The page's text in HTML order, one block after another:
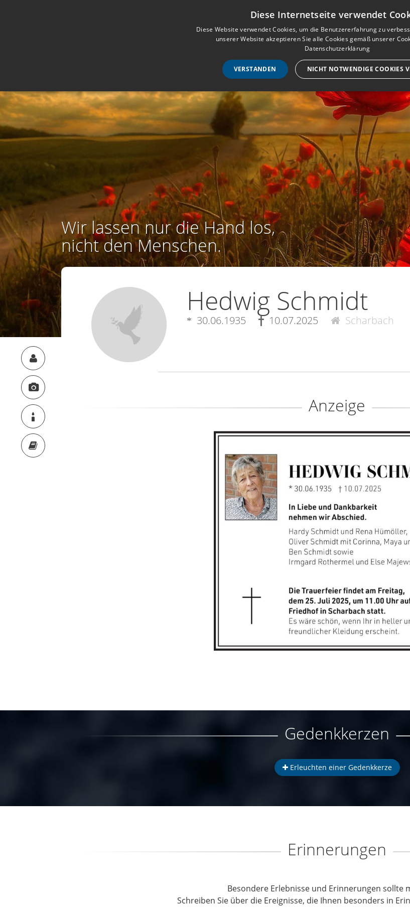
Musterbuch für Traueranzeigen
Wir lassen nur die Hand los,
nicht den Menschen.
Hedwig Schmidt
30.06.1935 10.07.2025 Scharbach
Anzeige
Gedenkkerzen
Erleuchten einer Gedenkkerze
Erinnerungen
Besondere Erlebnisse und Erinnerungen sollte
Schreiben Sie über die Ereignisse, die Ihnen besonders in
Diese Internetseite verwendet
Diese Website verwendet Cookies, um die Benutzererfahrung zu
unserer Website akzeptieren Sie alle Cookies gemäß unserer
Datenschutzerklärung
VERSTANDEN NICHT NOTWENDIGE COOKIES